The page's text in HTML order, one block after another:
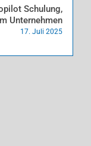
Schulung,
Unternehmen
17. Juli 2025